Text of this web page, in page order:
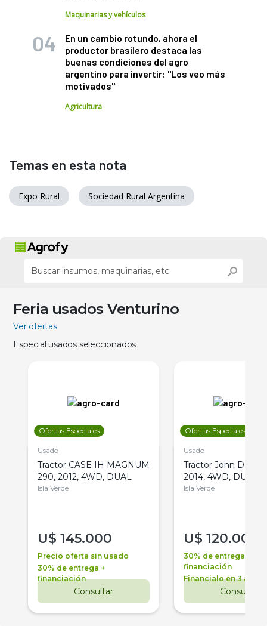
Maquinarias y vehículos
En un cambio rotundo, ahora el
productor brasilero destaca las
buenas condiciones del agro
argentino para invertir: "Los veo más
motivados"
Agricultura
Temas en esta nota
Expo Rural Sociedad Rural Argentina
Feria usados Venturino
Ver ofertas
Especial usados seleccionados
Ofertas Especiales
Usado
Tractor CASE IH MAGNUM
290, 2012, 4WD, DUAL
Isla Verde
U$ 145.000
Precio oferta sin usado
30% de entrega +
financiación
Consultar
Ofertas Especiales
Usado
Tractor John Deere
2014, 4WD, DUAL
Isla Verde
U$ 120.000
30% de entrega +
financiación
Financialo en 3 años
Consultar